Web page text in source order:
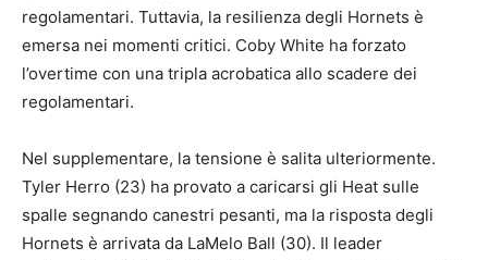
regolamentari. Tuttavia, la resilienza degli Hornets è
emersa nei momenti critici. Coby White ha forzato
l’overtime con una tripla acrobatica allo scadere dei
regolamentari.
Nel supplementare, la tensione è salita ulteriormente.
Tyler Herro (23) ha provato a caricarsi gli Heat sulle
spalle segnando canestri pesanti, ma la risposta degli
Hornets è arrivata da LaMelo Ball (30). Il leader